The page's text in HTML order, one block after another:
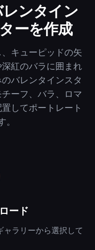
ンタイン
ーを作成
キューピッドの矢
紅のバラに囲まれ
バレンタインスタ
ーフ、バラ、ロマ
してポートレート
。
ード
ャラリーから選択して